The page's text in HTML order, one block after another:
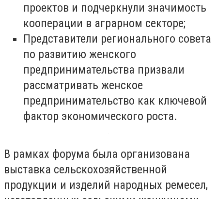
проектов и подчеркнули значимость
кооперации в аграрном секторе;
Представители регионального совета
по развитию женского
предпринимательства призвали
рассматривать женское
предпринимательство как ключевой
фактор экономического роста.
В рамках форума была организована
выставка сельскохозяйственной
продукции и изделий народных ремесел,